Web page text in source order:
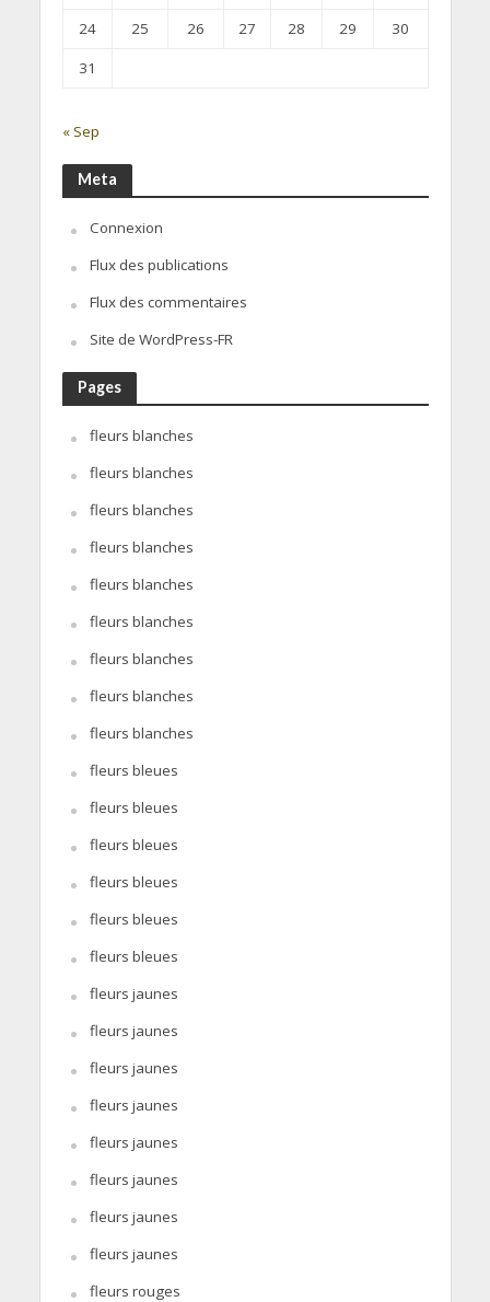
24
25 26 27 28 29
30
31
« Sep
Meta
Connexion
Flux des publications
Flux des commentaires
Site de WordPress-FR
Pages
fleurs blanches
fleurs blanches
fleurs blanches
fleurs blanches
fleurs blanches
fleurs blanches
fleurs blanches
fleurs blanches
fleurs blanches
fleurs bleues
fleurs bleues
fleurs bleues
fleurs bleues
fleurs bleues
fleurs bleues
fleurs jaunes
fleurs jaunes
fleurs jaunes
fleurs jaunes
fleurs jaunes
fleurs jaunes
fleurs jaunes
fleurs jaunes
fleurs rouges